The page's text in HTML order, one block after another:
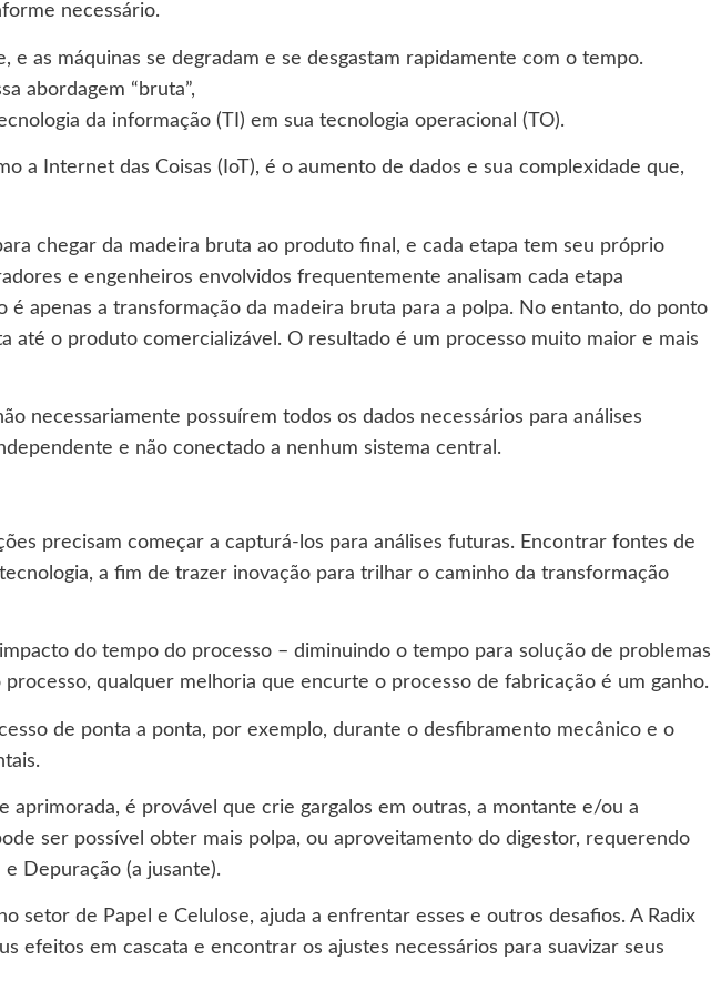
necessário.
as máquinas se degradam e se desgastam rapidamente com o tempo.
abordagem “bruta”,
da informação (TI) em sua tecnologia operacional (TO).
a Internet das Coisas (IoT), é o aumento de dados e sua complexidade que,
chegar da madeira bruta ao produto final, e cada etapa tem seu próprio
e engenheiros envolvidos frequentemente analisam cada etapa
apenas a transformação da madeira bruta para a polpa. No entanto, do ponto
até o produto comercializável. O resultado é um processo muito maior e mais
necessariamente possuírem todos os dados necessários para análises
e não conectado a nenhum sistema central.
precisam começar a capturá-los para análises futuras. Encontrar fontes de
a fim de trazer inovação para trilhar o caminho da transformação
do tempo do processo – diminuindo o tempo para solução de problemas
qualquer melhoria que encurte o processo de fabricação é um ganho.
de ponta a ponta, por exemplo, durante o desfibramento mecânico e o
aprimorada, é provável que crie gargalos em outras, a montante e/ou a
ser possível obter mais polpa, ou aproveitamento do digestor, requerendo
Depuração (a jusante).
de Papel e Celulose, ajuda a enfrentar esses e outros desafios. A Radix
em cascata e encontrar os ajustes necessários para suavizar seus